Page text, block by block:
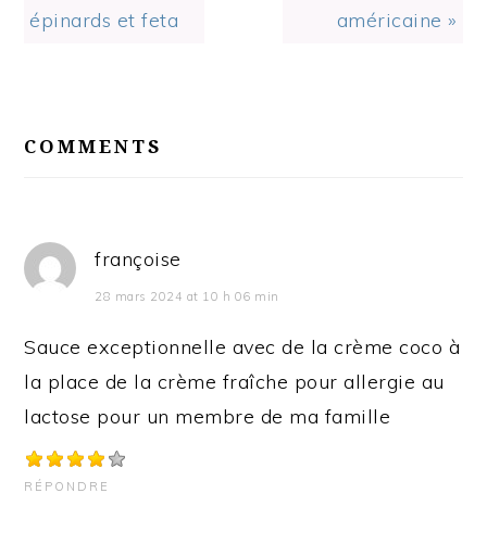
épinards et feta
américaine »
INTERACTIONS
COMMENTS
françoise
28 mars 2024 at 10 h 06 min
Sauce exceptionnelle avec de la crème coco à
la place de la crème fraîche pour allergie au
lactose pour un membre de ma famille
RÉPONDRE